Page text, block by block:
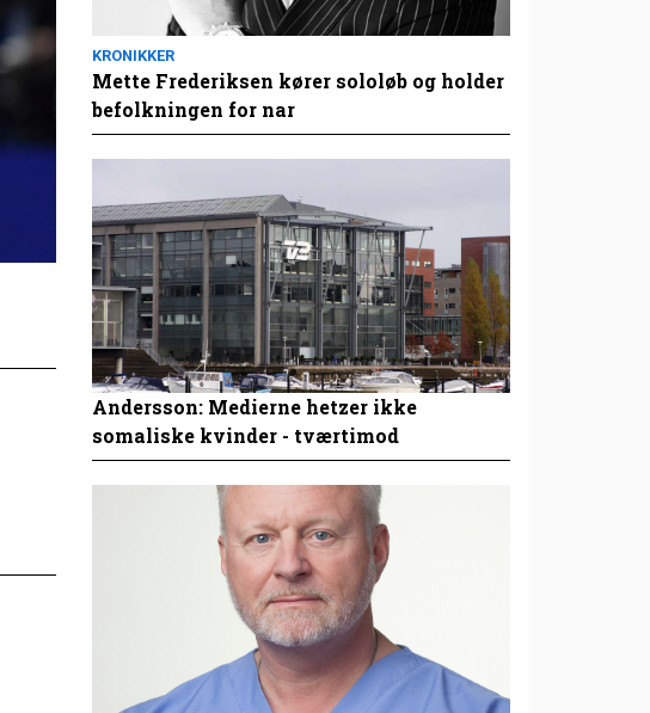
KRONIKKER
Mette Frederiksen kører sololøb og holder
befolkningen for nar
Andersson: Medierne hetzer ikke
somaliske kvinder - tværtimod